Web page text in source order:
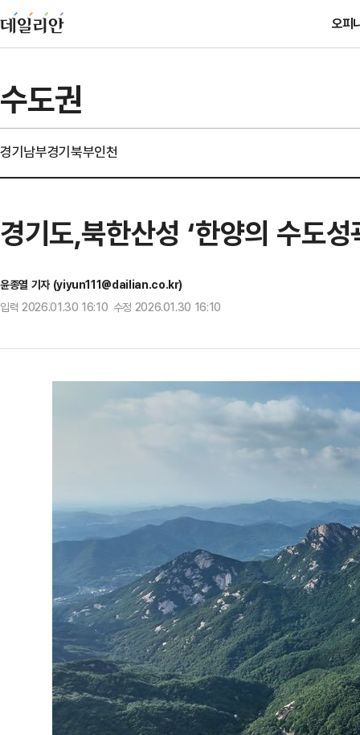
오피
수도권
경기남부경기북부인천
경기도,북한산성 ‘한양의 수도
윤종열 기자 (yiyun111@dailian.co.kr)
입력 2026.01.30 16:10 수정 2026.01.30 16:10